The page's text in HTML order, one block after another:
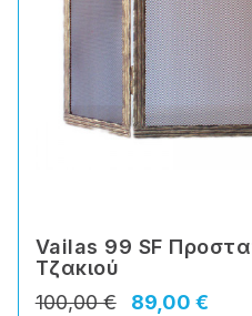
Vailas 99 SF
Tζακιού
89,00 €
100,00 €